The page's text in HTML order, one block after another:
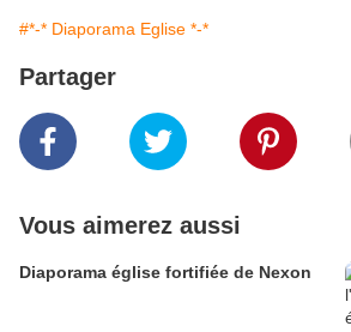
#*-* Diaporama Eglise *-*
Partager
Vous aimerez aussi
Diaporama église fortifiée de Nexon